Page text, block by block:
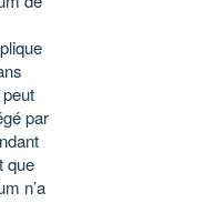
par
que
n’a